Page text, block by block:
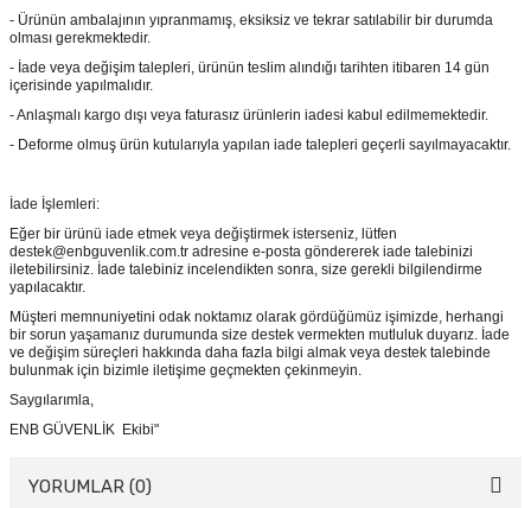
- Ürünün ambalajının yıpranmamış, eksiksiz ve tekrar satılabilir bir durumda
olması gerekmektedir.
- İade veya değişim talepleri, ürünün teslim alındığı tarihten itibaren 14 gün
içerisinde yapılmalıdır.
- Anlaşmalı kargo dışı veya faturasız ürünlerin iadesi kabul edilmemektedir.
- Deforme olmuş ürün kutularıyla yapılan iade talepleri geçerli sayılmayacaktır.
İade İşlemleri:
Eğer bir ürünü iade etmek veya değiştirmek isterseniz, lütfen
destek@enbguvenlik.com.tr adresine e-posta göndererek iade talebinizi
iletebilirsiniz. İade talebiniz incelendikten sonra, size gerekli bilgilendirme
yapılacaktır.
Müşteri memnuniyetini odak noktamız olarak gördüğümüz işimizde, herhangi
bir sorun yaşamanız durumunda size destek vermekten mutluluk duyarız. İade
ve değişim süreçleri hakkında daha fazla bilgi almak veya destek talebinde
bulunmak için bizimle iletişime geçmekten çekinmeyin.
Saygılarımla,
ENB GÜVENLİK Ekibi"
YORUMLAR (0)